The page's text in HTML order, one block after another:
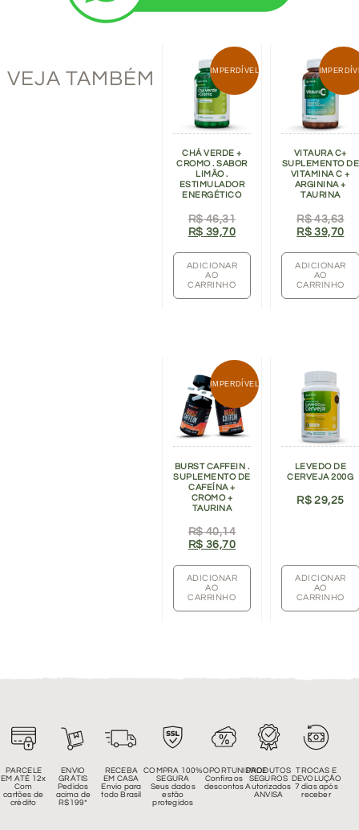
VEJA TAMBÉM IMPERDÍVEL
CHÁ VERDE +
CROMO . SABOR
LIMÃO .
ESTIMULADOR
ENERGÉTICO
R$46,31
R$ 39,70
ADICIONAR
AO
CARRINHO
VITAURA C+
SUPLEMENTO DE
VITAMINA C +
ARGININA +
TAURINA
R$43,63
R$ 39,70
ADICIONAR
AO
CARRINHO
IMPERDÍVEL
BURST CAFFEIN .
SUPLEMENTO DE
CAFEÍNA +
CROMO +
TAURINA
R$40,14
R$ 36,70
ADICIONAR
AO
CARRINHO
LEVEDO DE
CERVEJA 200G
R$ 29,25
ADICIONAR
AO
CARRINHO
PARCELE
EM ATÉ 12x
Com
cartões de
crédito
ENVIO
GRÁTIS
Pedidos
acima de
R$199*
RECEBA
EM CASA
Envio para
todo Brasil
COMPRA 100%
SEGURA
Seus dados
estão
protegidos
OPORTUNIDADE
Confira os
descontos
PRODUTOS
SEGUROS
Autorizados
ANVISA
TROCAS E
DEVOLUÇÃO
7 dias após
receber